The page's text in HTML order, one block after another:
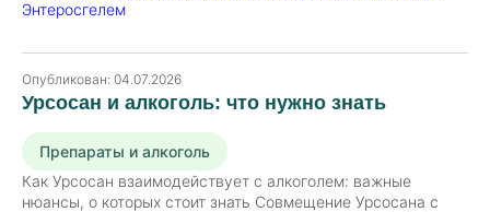
Урсосан и алкоголь: что нужно знать
Опубликован: 04.07.2026
Препараты и алкоголь
Как Урсосан взаимодействует с алкоголем: важные
нюансы, о которых стоит знать Совмещение Урсосана с